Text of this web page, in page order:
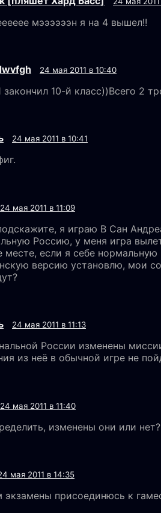
мээээээн я на 4 вышел!!
24 мая 2011 в 10:40
10-й класс))Всего 2
24 мая 2011 в 10:41
24 мая 2011 в 11:09
я играю В Сан
Россию, у меня игра
если я себе нормальную
версию установлю, мои
24 мая 2011 в 11:13
России изменены
из неё в обычной игре не
24 мая 2011 в 11:40
изменены они или нет?
мая 2011 в 14:35
экзамены присоединюсь к